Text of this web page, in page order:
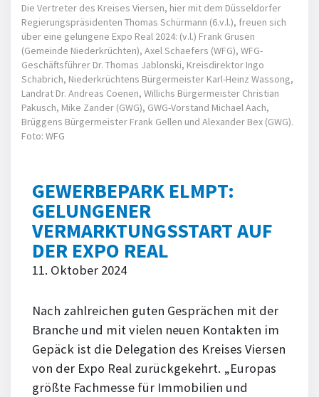
Die Vertreter des Kreises Viersen, hier mit dem Düsseldorfer
Regierungspräsidenten Thomas Schürmann (6.v.l.), freuen sich
über eine gelungene Expo Real 2024: (v.l.) Frank Grusen
(Gemeinde Niederkrüchten), Axel Schaefers (WFG), WFG-
Geschäftsführer Dr. Thomas Jablonski, Kreisdirektor Ingo
Schabrich, Niederkrüchtens Bürgermeister Karl-Heinz Wassong,
Landrat Dr. Andreas Coenen, Willichs Bürgermeister Christian
Pakusch, Mike Zander (GWG), GWG-Vorstand Michael Aach,
Brüggens Bürgermeister Frank Gellen und Alexander Bex (GWG).
Foto: WFG
GEWERBEPARK ELMPT:
GELUNGENER
VERMARKTUNGSSTART AUF
DER EXPO REAL
11. Oktober 2024
Nach zahlreichen guten Gesprächen mit der
Branche und mit vielen neuen Kontakten im
Gepäck ist die Delegation des Kreises Viersen
von der Expo Real zurückgekehrt. „Europas
größte Fachmesse für Immobilien und